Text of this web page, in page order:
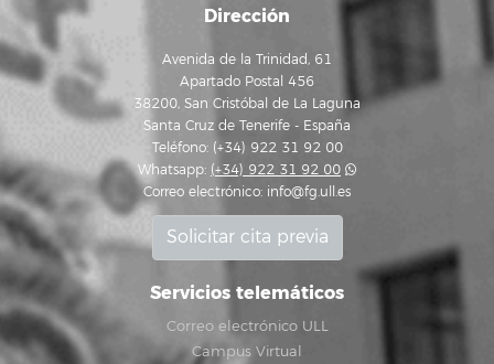
Dirección
Avenida de la Trinidad, 61
Apartado Postal 456
38200, San Cristóbal de La Laguna
Santa Cruz de Tenerife - España
Teléfono: (+34) 922 31 92 00
Whatsapp: (+34) 922 31 92 00
Correo electrónico: info@fg.ull.es
Solicitar cita previa
Servicios telemáticos
Correo electrónico ULL
Campus Virtual